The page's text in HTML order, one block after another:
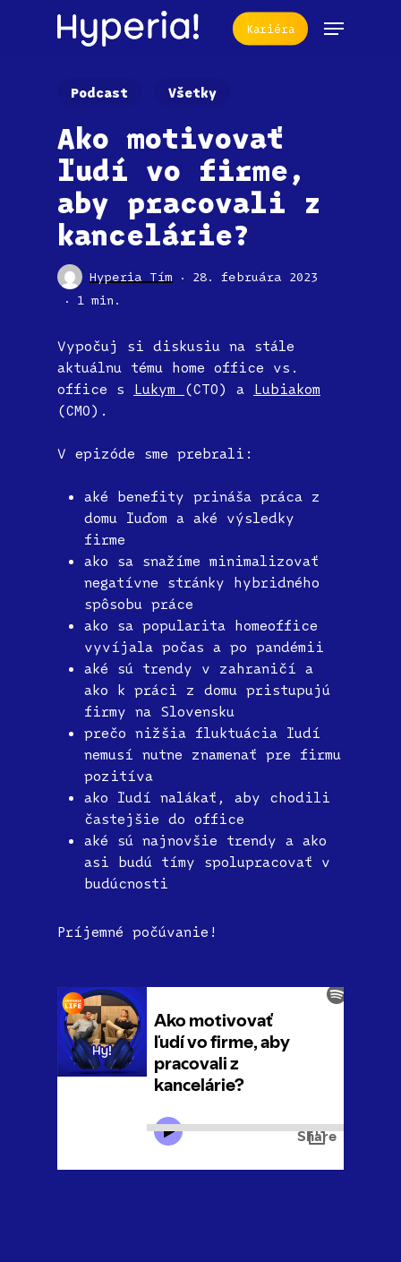
Kariéra Menu
Podcast Všetky
Ako motivovať
ľudí vo firme,
aby pracovali z
kancelárie?
Hyperia Tím
28. februára 2023
1 min.
Vypočuj si diskusiu na stále
aktuálnu tému home office vs.
office s Lukym (CTO) a Lubiakom
(CMO).
V epizóde sme prebrali:
aké benefity prináša práca z
domu ľuďom a aké výsledky
firme
ako sa snažíme minimalizovať
negatívne stránky hybridného
spôsobu práce
ako sa popularita homeoffice
vyvíjala počas a po pandémii
aké sú trendy v zahraničí a
ako k práci z domu pristupujú
firmy na Slovensku
prečo nižšia fluktuácia ľudí
nemusí nutne znamenať pre firmu
pozitíva
ako ľudí nalákať, aby chodili
častejšie do office
aké sú najnovšie trendy a ako
asi budú tímy spolupracovať v
budúcnosti
Príjemné počúvanie!